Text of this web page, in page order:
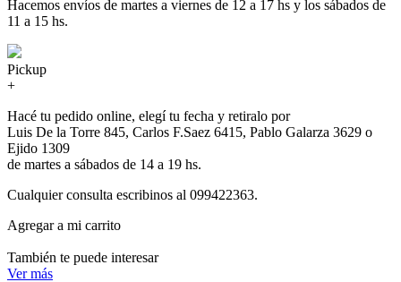
Hacemos envíos de martes a viernes de 12 a 17 hs y los sábados de
11 a 15 hs.
Pickup
+
Hacé tu pedido online, elegí tu fecha y retiralo por
Luis De la Torre 845, Carlos F.Saez 6415, Pablo Galarza 3629 o
Ejido 1309
de martes a sábados de 14 a 19 hs.
Cualquier consulta escribinos al 099422363.
Agregar a mi carrito
También te puede interesar
Ver más